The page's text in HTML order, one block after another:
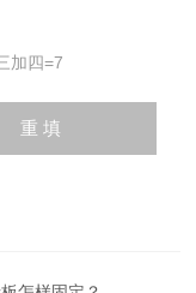
加四=7